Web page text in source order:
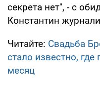
секрета нет", - с
Константин
Читайте: Свадьба
стало известно,
месяц